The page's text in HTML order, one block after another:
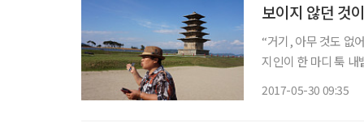
보이지 않던 것
“거기, 아무 것도 없
지인이 한 마디 툭
2017-05-30 09:35